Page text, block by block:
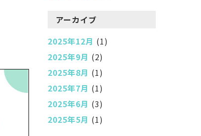
アーカイブ
2025年12月 (1)
2025年9月 (2)
2025年8月 (1)
2025年7月 (1)
2025年6月 (3)
2025年5月 (1)